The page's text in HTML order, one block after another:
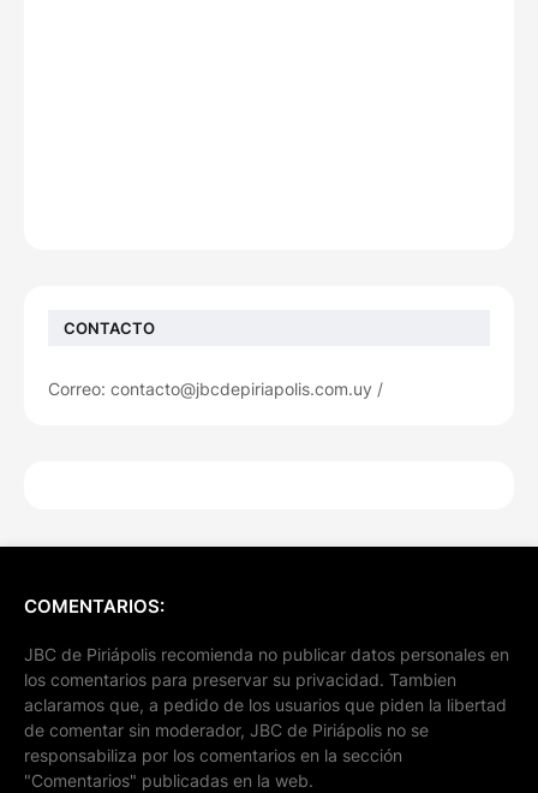
CONTACTO
Correo: contacto@jbcdepiriapolis.com.uy /
COMENTARIOS:
JBC de Piriápolis recomienda no publicar datos personales en
los comentarios para preservar su privacidad. Tambien
aclaramos que, a pedido de los usuarios que piden la libertad
de comentar sin moderador, JBC de Piriápolis no se
responsabiliza por los comentarios en la sección
"Comentarios" publicadas en la web.